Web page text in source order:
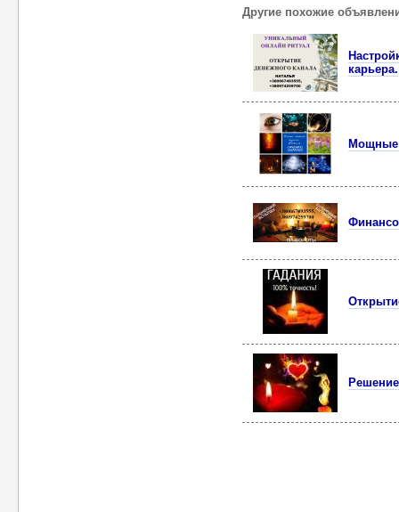
Другие похожие
карьера.
Мощные